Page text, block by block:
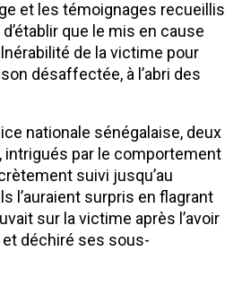
et les témoignages recueillis
que le mis en cause
de la victime pour
désaffectée, à l’abri des
nationale sénégalaise, deux
intrigués par le comportement
suivi jusqu’au
l’auraient surpris en flagrant
sur la victime après l’avoir
déchiré ses sous-